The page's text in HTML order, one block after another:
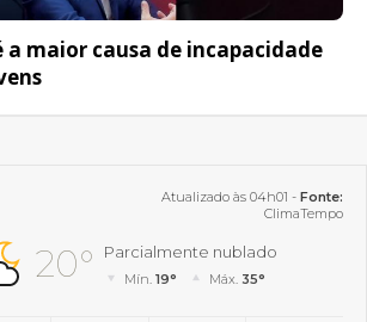
a maior causa de incapacidade
Atualizado às 04h01 - Fonte:
ClimaTempo
20° Parcialmente nublado
Mín.19° Máx. 35°